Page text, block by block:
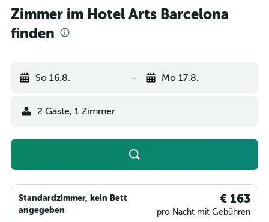
Zimmer im Hotel Arts Barcelona
finden
So 16.8. - Mo 17.8.
2 Gäste, 1 Zimmer
Standardzimmer, kein Bett
angegeben
€ 163
pro Nacht mit Gebühren